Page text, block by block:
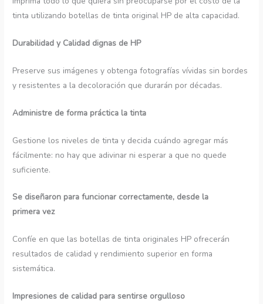
tinta utilizando botellas de tinta original HP de alta capacidad.
Durabilidad y Calidad dignas de HP
Preserve sus imágenes y obtenga fotografías vívidas sin bordes
y resistentes a la decoloración que durarán por décadas.
Administre de forma práctica la tinta
Gestione los niveles de tinta y decida cuándo agregar más
fácilmente: no hay que adivinar ni esperar a que no quede
suficiente.
Se diseñaron para funcionar correctamente, desde la
primera vez
Confíe en que las botellas de tinta originales HP ofrecerán
resultados de calidad y rendimiento superior en forma
sistemática.
Impresiones de calidad para sentirse orgulloso